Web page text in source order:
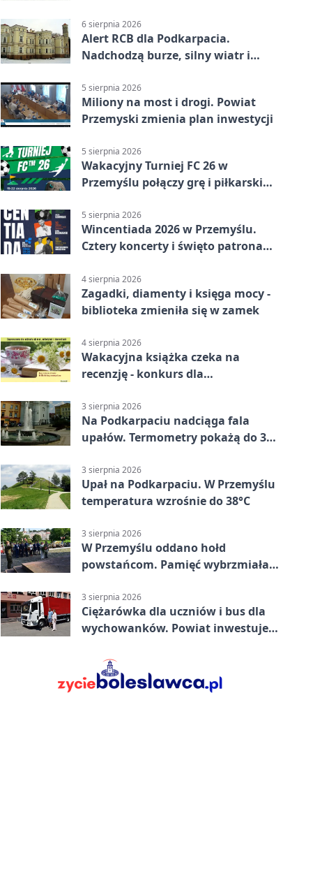
6 sierpnia 2026
Alert RCB dla Podkarpacia.
Nadchodzą burze, silny wiatr i
5 sierpnia 2026
Miliony na most i drogi. Powiat
Przemyski zmienia plan inwestycji
5 sierpnia 2026
Wakacyjny Turniej FC 26 w
Przemyślu połączy grę i piłkarski
5 sierpnia 2026
Wincentiada 2026 w Przemyślu.
Cztery koncerty i święto patrona
4 sierpnia 2026
Zagadki, diamenty i księga mocy -
biblioteka zmieniła się w zamek
4 sierpnia 2026
Wakacyjna książka czeka na
recenzję - konkurs dla
3 sierpnia 2026
Na Podkarpaciu nadciąga fala
upałów. Termometry pokażą do 36
3 sierpnia 2026
Upał na Podkarpaciu. W Przemyślu
temperatura wzrośnie do 38°C
3 sierpnia 2026
W Przemyślu oddano hołd
powstańcom. Pamięć wybrzmiała
3 sierpnia 2026
Ciężarówka dla uczniów i bus dla
wychowanków. Powiat inwestuje